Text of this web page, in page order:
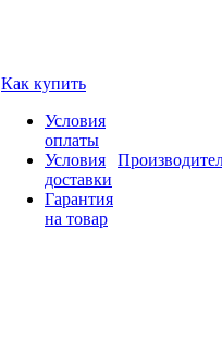
Как купить
Условия
оплаты
Условия
доставки
Гарантия
на товар